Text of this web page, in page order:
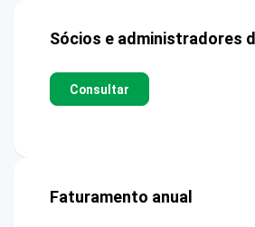
Sócios e administradores
Consultar
Faturamento anual